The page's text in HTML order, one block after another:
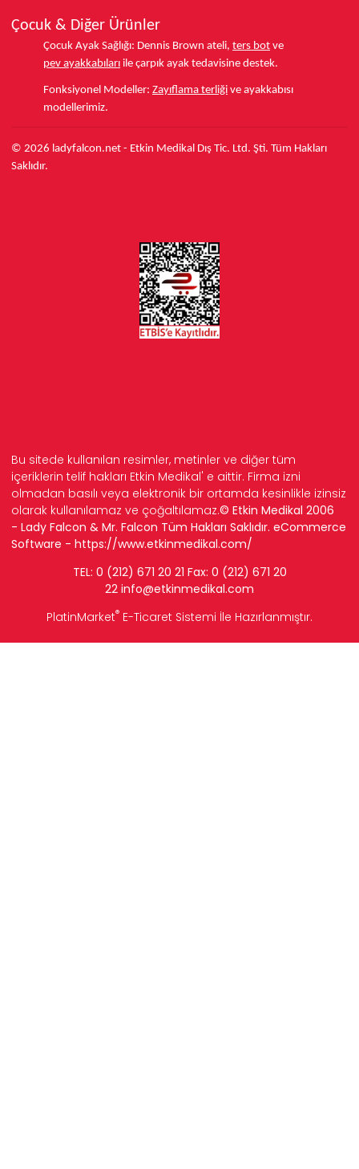
Çocuk & Diğer Ürünler
Çocuk Ayak Sağlığı: Dennis Brown ateli, ters bot ve
pev ayakkabıları ile çarpık ayak tedavisine destek.
Fonksiyonel Modeller: Zayıflama terliği ve ayakkabısı
modellerimiz.
© 2026 ladyfalcon.net - Etkin Medikal Dış Tic. Ltd. Şti. Tüm Hakları
Saklıdır.
Bu sitede kullanılan resimler, metinler ve diğer tüm
içeriklerin telif hakları Etkin Medikal' e aittir. Firma izni
olmadan basılı veya elektronik bir ortamda kesinlikle izinsiz
olarak kullanılamaz ve çoğaltılamaz.© Etkin Medikal 2006
- Lady Falcon & Mr. Falcon Tüm Hakları Saklıdır. eCommerce
Software - https://www.etkinmedikal.com/
TEL: 0 (212) 671 20 21 Fax: 0 (212) 671 20
22 info@etkinmedikal.com
PlatinMarket® E-Ticaret Sistemi İle Hazırlanmıştır.